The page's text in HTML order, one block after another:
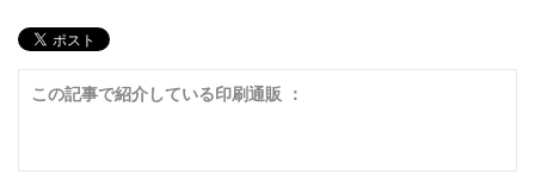
この記事で紹介している印刷通販 ：